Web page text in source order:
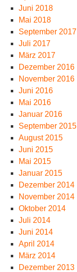
Juni 2018
Mai 2018
September 2017
Juli 2017
März 2017
Dezember 2016
November 2016
Juni 2016
Mai 2016
Januar 2016
September 2015
August 2015
Juni 2015
Mai 2015
Januar 2015
Dezember 2014
November 2014
Oktober 2014
Juli 2014
Juni 2014
April 2014
März 2014
Dezember 2013